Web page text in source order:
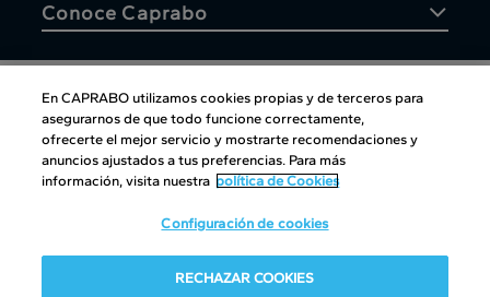
Conoce Caprabo
Atención al cliente
|Copyright|Política de cookies
En CAPRABO utilizamos cookies propias y de terceros para
asegurarnos de que todo funcione correctamente,
ofrecerte el mejor servicio y mostrarte recomendaciones y
anuncios ajustados a tus preferencias. Para más
información, visita nuestra política de Cookies
Configuración de cookies
RECHAZAR COOKIES